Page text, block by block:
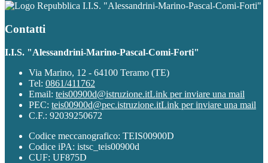
I.I.S. "Alessandrini-Marino-Pascal-Comi-Forti"
Contatti
I.I.S. "Alessandrini-Marino-Pascal-Comi-Forti"
Via Marino, 12 - 64100 Teramo (TE)
Tel: 0861/411762
Email: teis00900d@istruzione.itLink per inviare una mail
PEC: teis00900d@pec.istruzione.itLink per inviare una mail
C.F.: 92039250672
Codice meccanografico: TEIS00900D
Codice iPA: istsc_teis00900d
CUF: UF875D